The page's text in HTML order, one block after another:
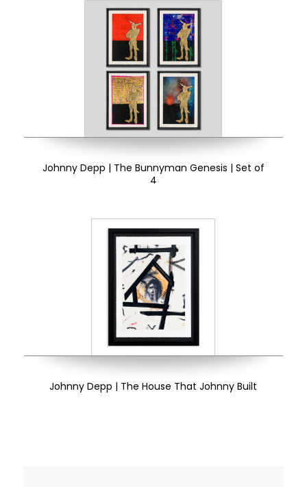
Johnny Depp | The Bunnyman Genesis | Set of
4
Johnny Depp | The House That Johnny Built